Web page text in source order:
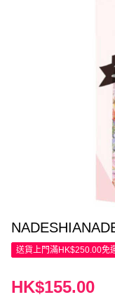
送貨上門滿HK$250.00免
HK$155.00